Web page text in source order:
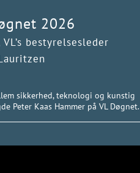
2026
bestyrelsesleder
sikkerhed, teknologi og kunstig
Peter Kaas Hammer på VL Døgnet.